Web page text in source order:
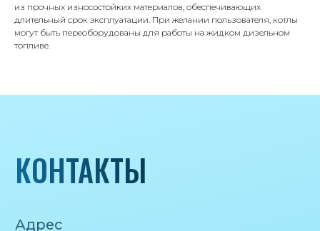
из прочных износостойких материалов, обеспечивающих
длительный срок эксплуатации. При желании пользователя, котлы
могут быть переоборудованы для работы на жидком дизельном
топливе.
Телефон
8 495 233-79-79